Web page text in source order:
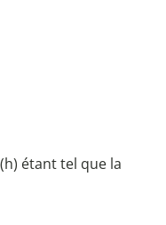
étant tel que la